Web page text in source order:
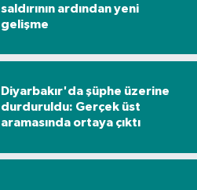
saldırının ardından yeni
gelişme
Diyarbakır'da şüphe üzerine
durduruldu: Gerçek üst
aramasında ortaya çıktı